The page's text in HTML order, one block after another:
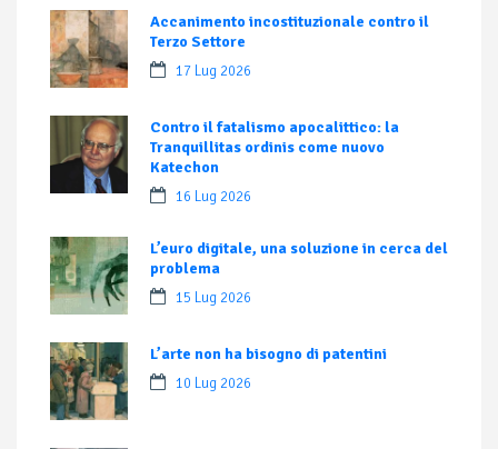
Accanimento incostituzionale contro il
Terzo Settore
17 Lug 2026
Contro il fatalismo apocalittico: la
Tranquillitas ordinis come nuovo
Katechon
16 Lug 2026
L’euro digitale, una soluzione in cerca del
problema
15 Lug 2026
L’arte non ha bisogno di patentini
10 Lug 2026